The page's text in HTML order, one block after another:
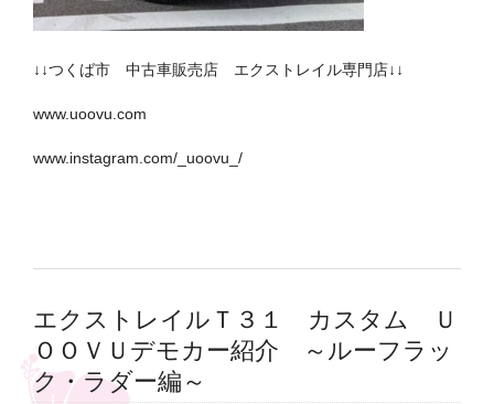
↓↓つくば市 中古車販売店 エクストレイル専門店↓↓
www.uoovu.com
www.instagram.com/_uoovu_/
エクストレイルＴ３１ カスタム Ｕ
ＯＯＶＵデモカー紹介 ～ルーフラッ
ク・ラダー編～